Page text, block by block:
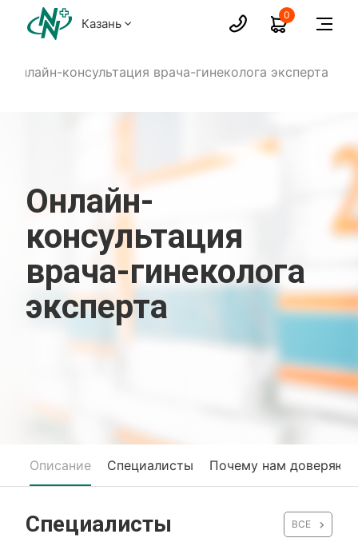
Казань
0
Онлайн-консультация врача-гинеколога эксперта
Онлайн-
консультация
врача-гинеколога
эксперта
Описание Специалисты Почему нам доверяют
Специалисты ВСЕ